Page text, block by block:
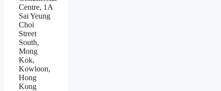
Centre, 1A
Sai Yeung
Choi
Street
South,
Mong
Kok,
Kowloon,
Hong
Kong